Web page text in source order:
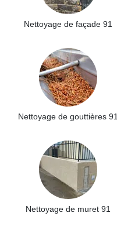
Nettoyage de façade 91
Nettoyage de gouttières 91
Nettoyage de muret 91